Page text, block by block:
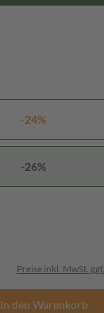
-24%
-26%
Preise inkl. MwSt.
In den Warenkorb